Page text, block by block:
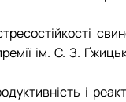
ім. С. З.
і